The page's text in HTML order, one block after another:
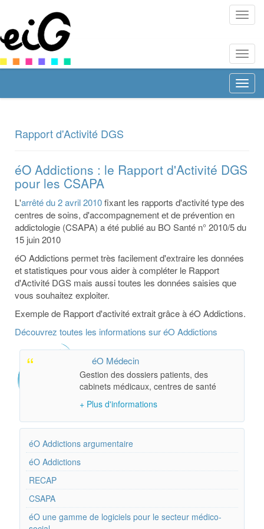
EIG
Santé
EIG
Santé
EIG
Santé
Rapport d'Activité DGS
éO Addictions : le Rapport d'Activité DGS
pour les CSAPA
L'arrêté du 2 avril 2010fixant les rapports d'activité type des
centres de soins, d'accompagnement et de prévention en
addictologie (CSAPA) a été publié au BO Santé n° 2010/5 du
15 juin 2010
éO Addictions permet très facilement d'extraire les données
et statistiques pour vous aider à compléter le Rapport
d'Activité DGS mais aussi toutes les données saisies que
vous souhaitez exploiter.
Exemple de Rapport d'activité extrait grâce à éO Addictions.
Découvrez toutes les informations suréO Addictions
éO Médecin
Gestion des dossiers patients, des
cabinets médicaux, centres de santé
+ Plus d'informations
éO Addictions argumentaire
éO Addictions
RECAP
CSAPA
éO une gamme de logiciels pour le secteur médico-